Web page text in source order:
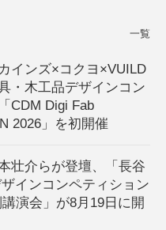
一覧
インズ×コクヨ×VUILD
・木工品デザインコン
CDM Digi Fab
2026」を初開催
壮介らが登壇、「長谷
インコンペティション
演会」が8月19日に開